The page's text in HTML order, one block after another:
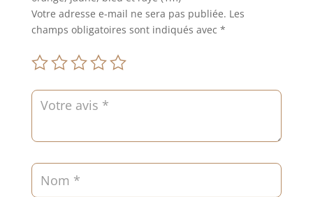
Votre adresse e-mail ne sera pas publiée. Les
champs obligatoires sont indiqués avec *